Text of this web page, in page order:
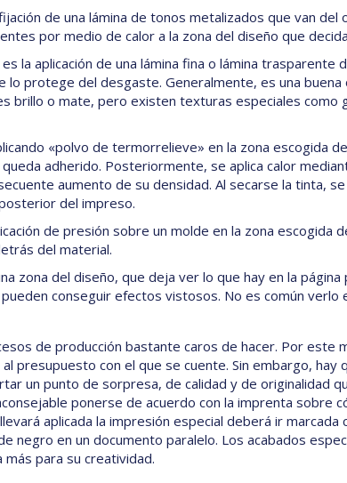
de una lámina de tonos metalizados que van del
por medio de calor a la zona del diseño que
es la aplicación de una lámina fina o lámina trasparente
lo protege del desgaste. Generalmente, es una buena
brillo o mate, pero existen texturas especiales como
«polvo de termorrelieve» en la zona escogida
adherido. Posteriormente, se aplica calor
aumento de su densidad. Al secarse la tinta,
del impreso.
de presión sobre un molde en la zona escogida
del material.
zona del diseño, que deja ver lo que hay en la página
conseguir efectos vistosos. No es común verlo
de producción bastante caros de hacer. Por este
presupuesto con el que se cuente. Sin embargo, hay
un punto de sorpresa, de calidad y de originalidad
ponerse de acuerdo con la imprenta sobre
aplicada la impresión especial deberá ir marcada
negro en un documento paralelo. Los acabados
para su creatividad.